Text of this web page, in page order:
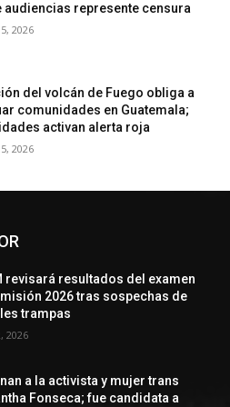
audiencias represente censura
2026
del volcán de Fuego obliga a
comunidades en Guatemala;
activan alerta roja
2026
revisará resultados del examen
2026 tras sospechas de
trampas
2026
a la activista y mujer trans
Fonseca; fue candidata a